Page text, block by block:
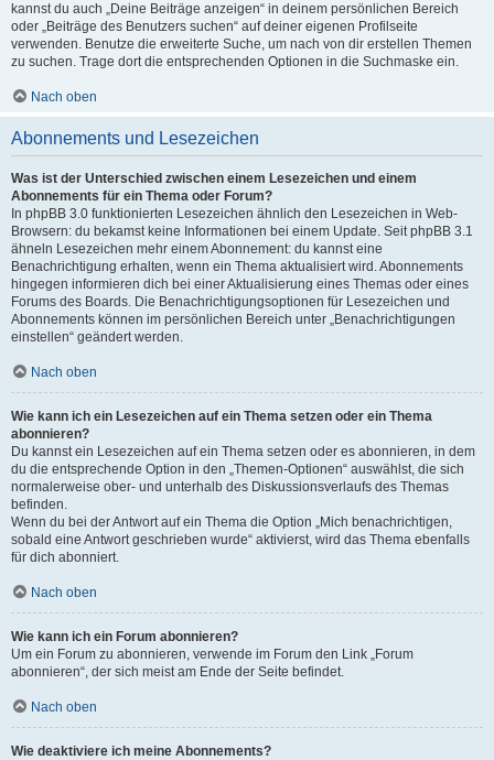
kannst du auch „Deine Beiträge anzeigen“ in deinem persönlichen Bereich
oder „Beiträge des Benutzers suchen“ auf deiner eigenen Profilseite
verwenden. Benutze die erweiterte Suche, um nach von dir erstellen Themen
zu suchen. Trage dort die entsprechenden Optionen in die Suchmaske ein.
Nach oben
Abonnements und Lesezeichen
Was ist der Unterschied zwischen einem Lesezeichen und einem
Abonnements für ein Thema oder Forum?
In phpBB 3.0 funktionierten Lesezeichen ähnlich den Lesezeichen in Web-
Browsern: du bekamst keine Informationen bei einem Update. Seit phpBB 3.1
ähneln Lesezeichen mehr einem Abonnement: du kannst eine
Benachrichtigung erhalten, wenn ein Thema aktualisiert wird. Abonnements
hingegen informieren dich bei einer Aktualisierung eines Themas oder eines
Forums des Boards. Die Benachrichtigungsoptionen für Lesezeichen und
Abonnements können im persönlichen Bereich unter „Benachrichtigungen
einstellen“ geändert werden.
Nach oben
Wie kann ich ein Lesezeichen auf ein Thema setzen oder ein Thema
abonnieren?
Du kannst ein Lesezeichen auf ein Thema setzen oder es abonnieren, in dem
du die entsprechende Option in den „Themen-Optionen“ auswählst, die sich
normalerweise ober- und unterhalb des Diskussionsverlaufs des Themas
befinden.
Wenn du bei der Antwort auf ein Thema die Option „Mich benachrichtigen,
sobald eine Antwort geschrieben wurde“ aktivierst, wird das Thema ebenfalls
für dich abonniert.
Nach oben
Wie kann ich ein Forum abonnieren?
Um ein Forum zu abonnieren, verwende im Forum den Link „Forum
abonnieren“, der sich meist am Ende der Seite befindet.
Nach oben
Wie deaktiviere ich meine Abonnements?